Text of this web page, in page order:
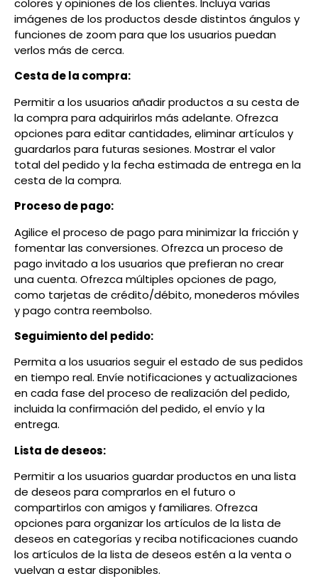
colores y opiniones de los clientes. Incluya varias
imágenes de los productos desde distintos ángulos y
funciones de zoom para que los usuarios puedan
verlos más de cerca.
Cesta de la compra:
Permitir a los usuarios añadir productos a su cesta de
la compra para adquirirlos más adelante. Ofrezca
opciones para editar cantidades, eliminar artículos y
guardarlos para futuras sesiones. Mostrar el valor
total del pedido y la fecha estimada de entrega en la
cesta de la compra.
Proceso de pago:
Agilice el proceso de pago para minimizar la fricción y
fomentar las conversiones. Ofrezca un proceso de
pago invitado a los usuarios que prefieran no crear
una cuenta. Ofrezca múltiples opciones de pago,
como tarjetas de crédito/débito, monederos móviles
y pago contra reembolso.
Seguimiento del pedido:
Permita a los usuarios seguir el estado de sus pedidos
en tiempo real. Envíe notificaciones y actualizaciones
en cada fase del proceso de realización del pedido,
incluida la confirmación del pedido, el envío y la
entrega.
Lista de deseos:
Permitir a los usuarios guardar productos en una lista
de deseos para comprarlos en el futuro o
compartirlos con amigos y familiares. Ofrezca
opciones para organizar los artículos de la lista de
deseos en categorías y reciba notificaciones cuando
los artículos de la lista de deseos estén a la venta o
vuelvan a estar disponibles.